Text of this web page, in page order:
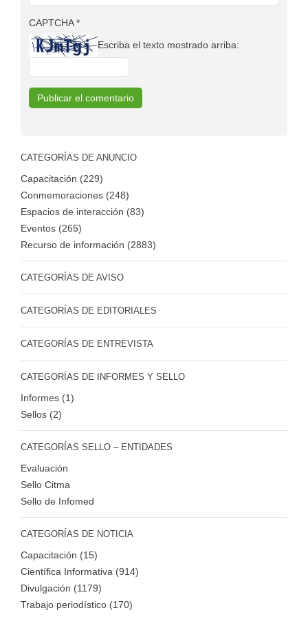
CAPTCHA*
Escriba el texto mostrado arriba:
CATEGORÍAS DE ANUNCIO
Capacitación (229)
Conmemoraciones (248)
Espacios de interacción (83)
Eventos (265)
Recurso de información (2883)
CATEGORÍAS DE AVISO
CATEGORÍAS DE EDITORIALES
CATEGORÍAS DE ENTREVISTA
CATEGORÍAS DE INFORMES Y SELLO
Informes (1)
Sellos (2)
CATEGORÍAS SELLO – ENTIDADES
Evaluación
Sello Citma
Sello de Infomed
CATEGORÍAS DE NOTICIA
Capacitación (15)
Científica Informativa (914)
Divulgación (1179)
Trabajo periodístico (170)